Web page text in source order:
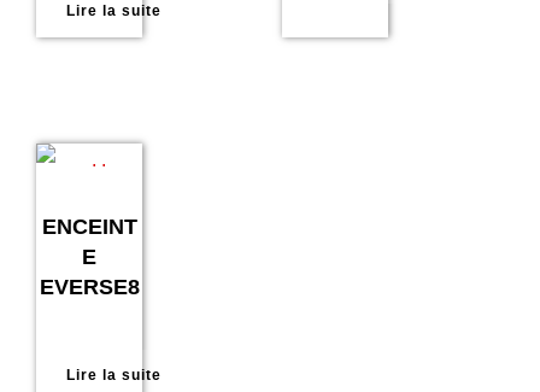
Lire la suite
ENCEINT
E
EVERSE8
Lire la suite